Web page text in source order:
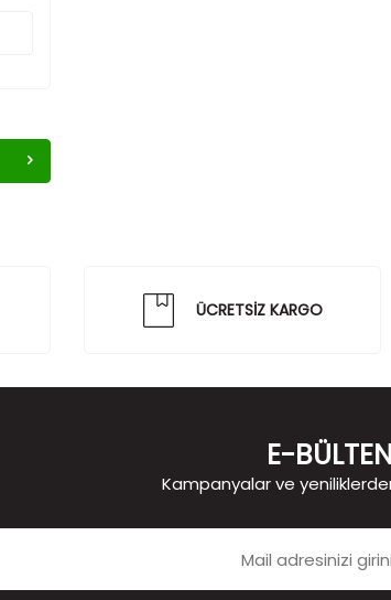
ÜCRETSİZ KARGO
E-
Kampanyalar ve